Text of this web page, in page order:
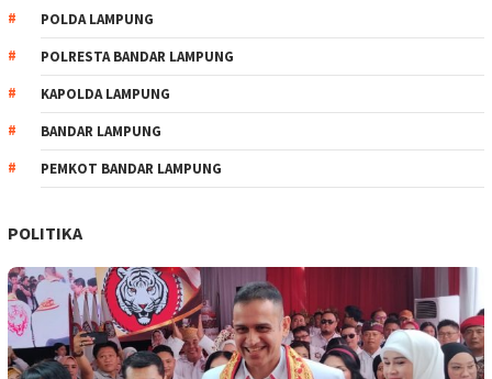
POLDA LAMPUNG
POLRESTA BANDAR LAMPUNG
KAPOLDA LAMPUNG
BANDAR LAMPUNG
PEMKOT BANDAR LAMPUNG
POLITIKA